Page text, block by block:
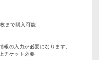
まで購入可能
の入力が必要になります。
チケット必要